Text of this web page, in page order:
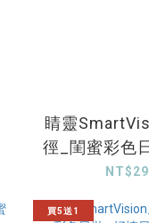
睛靈
徑_閨蜜彩色
協奏_10
買5送1